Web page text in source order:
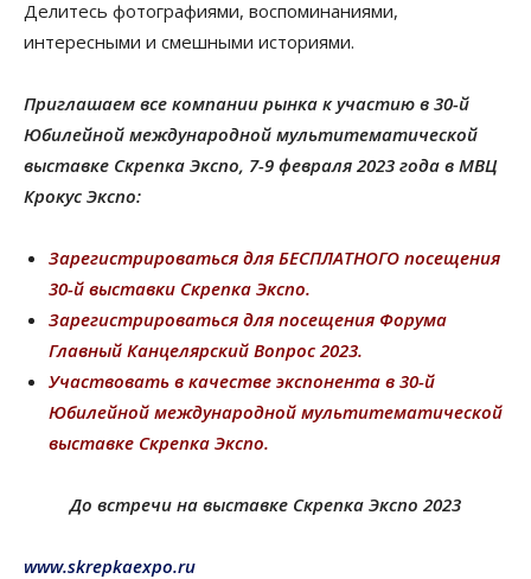
Делитесь фотографиями, воспоминаниями,
интересными и смешными историями.
Приглашаем все компании рынка к участию в 30-й
Юбилейной международной мультитематической
выставке Скрепка Экспо, 7-9 февраля 2023 года в МВЦ
Крокус Экспо:
Зарегистрироваться для БЕСПЛАТНОГО посещения
30-й выставки Скрепка Экспо.
Зарегистрироваться для посещения Форума
Главный Канцелярский Вопрос 2023.
Участвовать в качестве экспонента в 30-й
Юбилейной международной мультитематической
выставке Скрепка Экспо.
До встречи на выставке Скрепка Экспо 2023
www.skrepkaexpo.ru